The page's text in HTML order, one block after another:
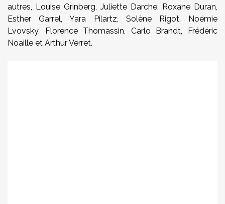
autres, Louise Grinberg, Juliette Darche, Roxane Duran,
Esther Garrel, Yara Pilartz, Solène Rigot, Noémie
Lvovsky, Florence Thomassin, Carlo Brandt, Frédéric
Noaille et Arthur Verret.